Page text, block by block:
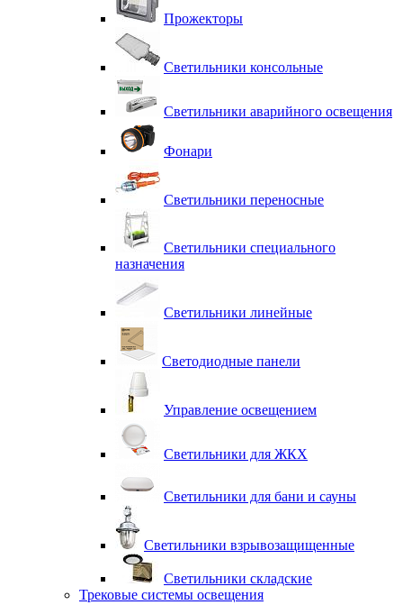
Прожекторы
Светильники консольные
Светильники аварийного освещения
Фонари
Светильники переносные
Светильники специального
назначения
Светильники линейные
Светодиодные панели
Управление освещением
Светильники для ЖКХ
Светильники для бани и сауны
Светильники взрывозащищенные
Светильники складские
Трековые системы освещения